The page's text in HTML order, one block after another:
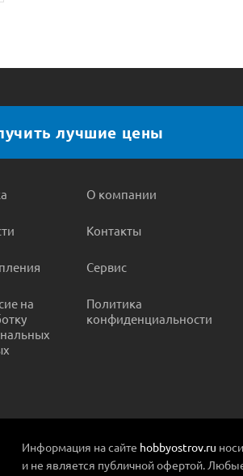
лучшие цены
на
О компании
Контакты
Сервис
Политика
конфиденциальности
Информация на сайте hobbyostrov.ru
и не является публичной офертой.